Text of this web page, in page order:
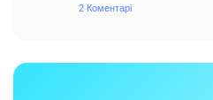
2 Коментарі
тек: